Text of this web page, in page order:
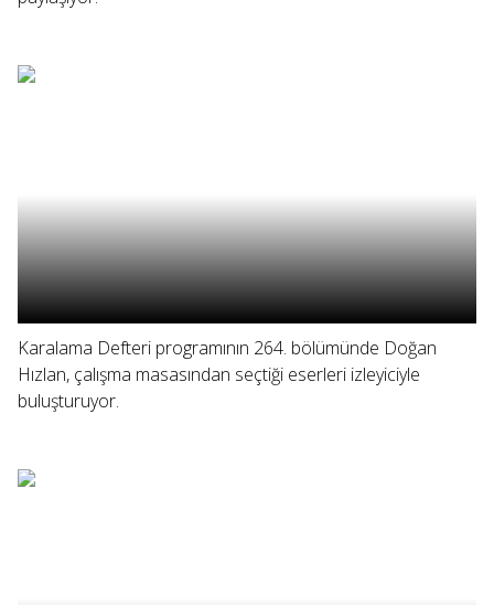
Karalama Defteri programının 264. bölümünde Doğan
Hızlan, çalışma masasından seçtiği eserleri izleyiciyle
buluşturuyor.